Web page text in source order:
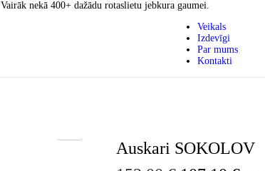
Vairāk nekā 400+ dažādu rotaslietu jebkura gaumei.
Veikals
Izdevīgi
Par mums
Kontakti
Auskari SOKOLOV